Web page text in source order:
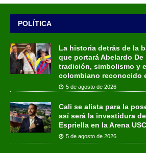
POLÍTICA
La historia detrás de la
que portará Abelardo De
tradición, simbolismo y
colombiano reconocido
5 de agosto de 2026
Cali se alista para la
así será la investidura
Espriella en la Arena USC
5 de agosto de 2026